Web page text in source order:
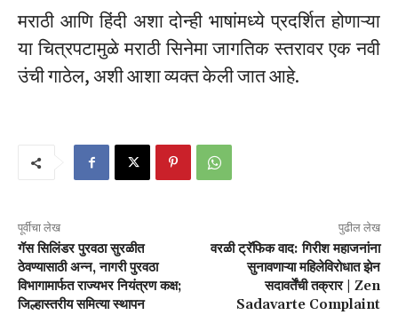
मराठी आणि हिंदी अशा दोन्ही भाषांमध्ये प्रदर्शित होणाऱ्या
या चित्रपटामुळे मराठी सिनेमा जागतिक स्तरावर एक नवी
उंची गाठेल, अशी आशा व्यक्त केली जात आहे.
पूर्वीचा लेख
गॅस सिलिंडर पुरवठा सुरळीत
ठेवण्यासाठी अन्न, नागरी पुरवठा
विभागामार्फत राज्यभर नियंत्रण कक्ष;
जिल्हास्तरीय समित्या स्थापन
पुढील लेख
वरळी ट्रॅफिक वाद: गिरीश महाजनांना
सुनावणाऱ्या महिलेविरोधात झेन
सदावर्तेंची तक्रार | Zen
Sadavarte Complaint